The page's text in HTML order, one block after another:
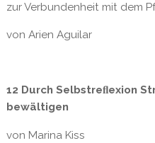
zur Verbundenheit mit dem
von Arien Aguilar
12 Durch Selbstreﬂexion
bewältigen
von Marina Kiss